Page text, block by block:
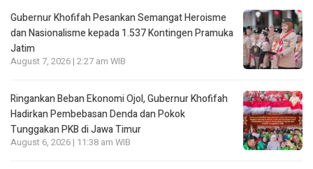
Gubernur Khofifah Pesankan Semangat Heroisme
dan Nasionalisme kepada 1.537 Kontingen Pramuka
Jatim
August 7, 2026 | 2:27 am WIB
Ringankan Beban Ekonomi Ojol, Gubernur Khofifah
Hadirkan Pembebasan Denda dan Pokok
Tunggakan PKB di Jawa Timur
August 6, 2026 | 11:38 am WIB